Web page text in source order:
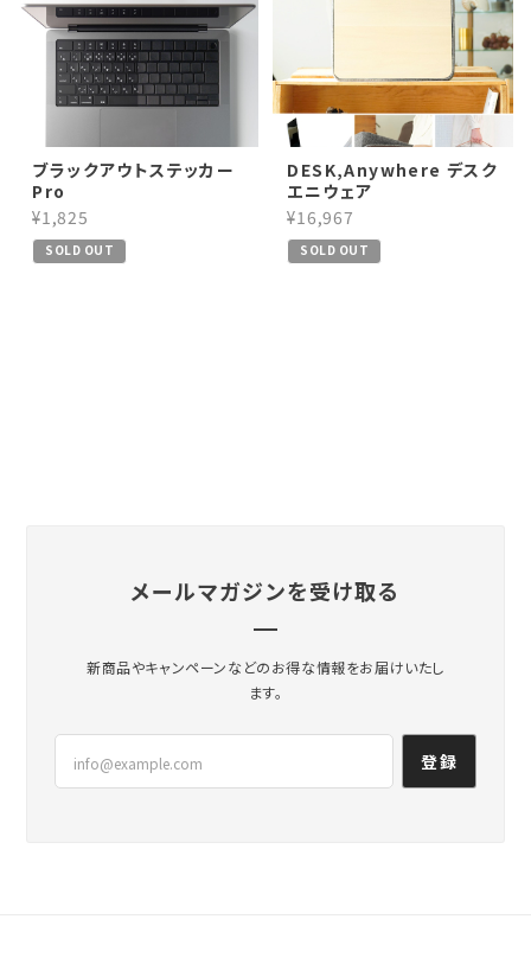
ブラックアウトステッカー
Pro
¥1,825
SOLD OUT
DESK,Anywhere デスク
エニウェア
¥16,967
SOLD OUT
メールマガジンを受け取る
新商品やキャンペーンなどのお得な情報をお届けいたし
ます。
登録